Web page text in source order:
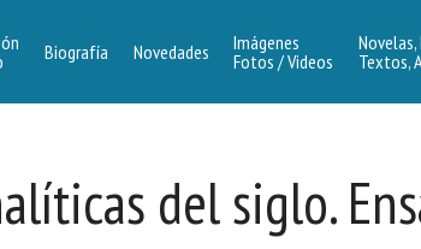
Biografía Novedades
Imágenes
Fotos / Videos
Novelas,
Textos,
del siglo.